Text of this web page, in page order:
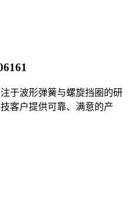
于波形弹簧与螺旋挡圈的研
客户提供可靠、满意的产